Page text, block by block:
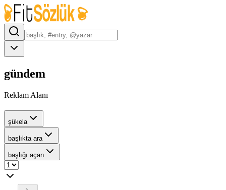
gündem
Reklam Alanı
şükela
başlıkta ara
başlığı açan